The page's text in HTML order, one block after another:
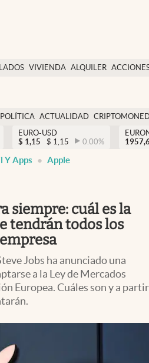
VIVIENDA ALQUILER
USA
POLÍTICA ACTUALIDAD
EURO-USD
$ 1,15 $ 1,15 0.00%
Y Apps Apple
siempre: cuál es la
tendrán todos los
Jobs ha anunciado una
a la Ley de Mercados
Europea. Cuáles son y a partir